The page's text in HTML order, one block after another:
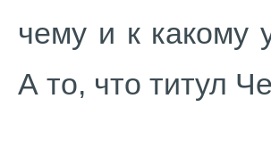
чему и к какому
А то, что титул